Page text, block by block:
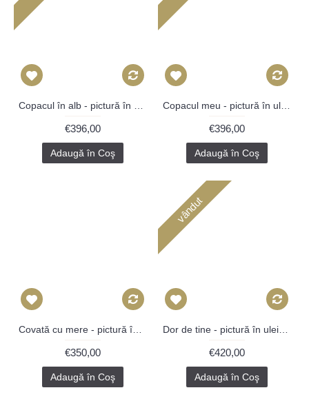
€396,00
Adaugă în Coş
€396,00
Adaugă în Coş
€350,00
Adaugă în Coş
vândut
€420,00
Adaugă în Coş